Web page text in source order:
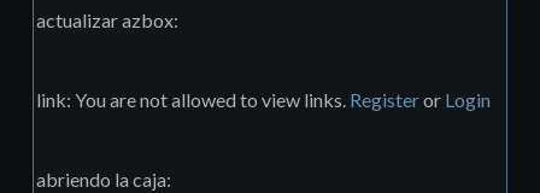
actualizar azbox:
link: You are not allowed to view links. Registeror Login
abriendo la caja: